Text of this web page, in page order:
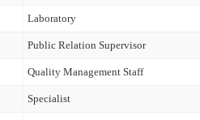
Laboratory
Public Relation Supervisor
Quality Management Staff
Specialist